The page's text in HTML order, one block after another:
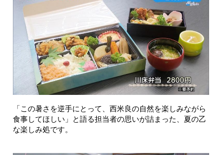
「この暑さを逆手にとって、西米良の自然を楽しみながら
食事してほしい」と語る担当者の思いが詰まった、夏の乙
な楽しみ処です。